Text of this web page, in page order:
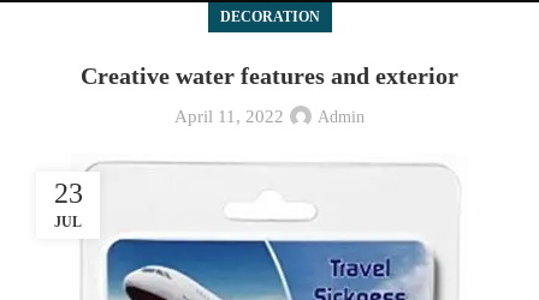
DECORATION
Creative water features and exterior
April 11, 2022 Admin
23
JUL